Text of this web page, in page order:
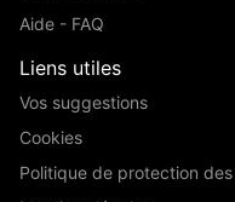
Aide - FAQ
Liens utiles
Vos suggestions
Cookies
Politique de protection